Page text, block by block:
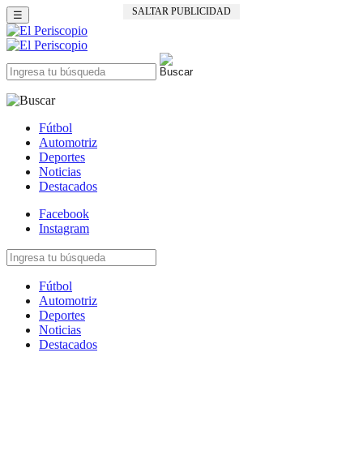
SALTAR PUBLICIDAD
☰
Fútbol
Automotriz
Deportes
Noticias
Destacados
Facebook
Instagram
Fútbol
Automotriz
Deportes
Noticias
Destacados